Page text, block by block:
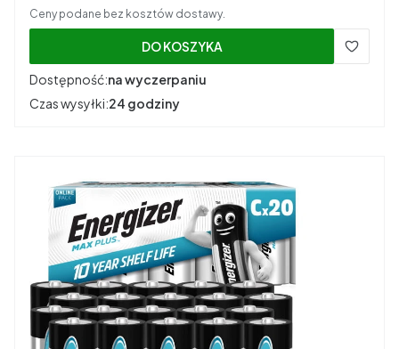
Ceny podane bez kosztów dostawy.
DO KOSZYKA
Dostępność:na wyczerpaniu
Czas wysyłki:24 godziny